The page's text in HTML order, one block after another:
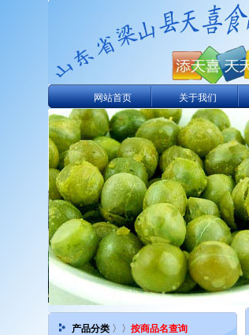
网站首页 关于我们
产品分类 〉〉 按商品名查询